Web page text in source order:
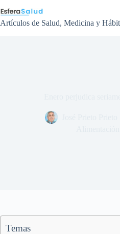
al
contenido
Artículos de Salud, Medicina y
Temas